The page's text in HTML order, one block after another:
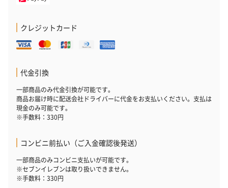
クレジットカード
代金引換
一部商品のみ代金引換が可能です。
商品お届け時に配送会社ドライバーに代金をお支払いください。支払は
現金のみ可能です。
※手数料：330円
コンビニ前払い（ご入金確認後発送）
一部商品のみコンビニ支払いが可能です。
※セブンイレブンは取り扱いできません。
※手数料：330円